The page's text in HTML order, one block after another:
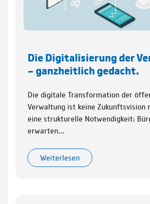
Die Digitalisierung der
– ganzheitlich gedacht.
Die digitale Transformation der
Verwaltung ist keine Zukunftsvision
eine strukturelle Notwendigkeit:
erwarten…
Weiterlesen